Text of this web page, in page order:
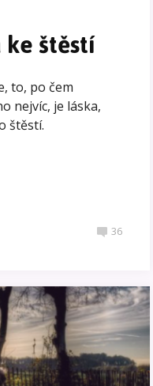
štěstí
to, po čem
nejvíc, je láska,
štěstí.
36